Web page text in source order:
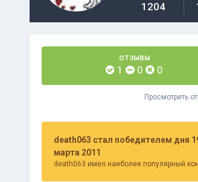
1204
ОТЗЫВЫ
1 0 0
Просмотреть
death063 стал победителем дня
марта 2011
death063 имел наиболее популярный